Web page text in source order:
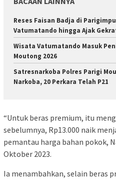
Reses Faisan Badja di
Vatumatando hingga Ajak
Wisata Vatumatando Masuk
Moutong 2026
Satresnarkoba Polres Parigi
Narkoba, 20 Perkara Telah P21
“Untuk beras premium, itu
sebelumnya, Rp13.000 naik
pemantau harga bahan pokok,
Oktober 2023.
Ia menambahkan, selain beras